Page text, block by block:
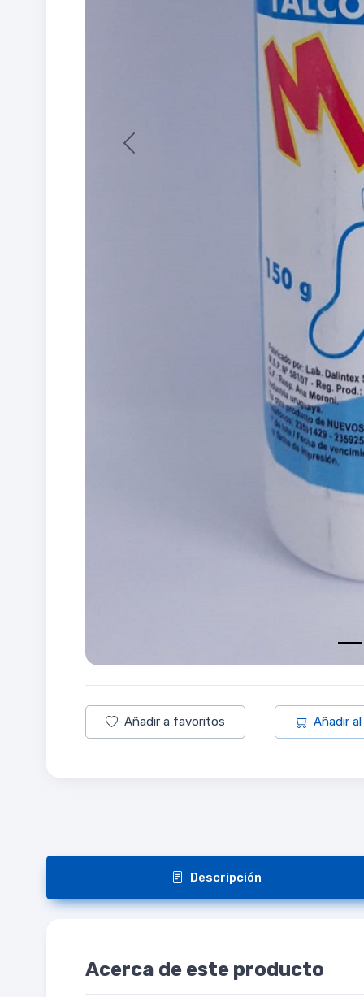
Previous
Añadir a favoritos Añadir
Descripción
Acerca de este producto